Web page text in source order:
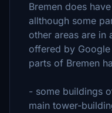
Bremen does
allthough some
other areas are in
offered by
parts of Bremen
- some buildings
main tower-